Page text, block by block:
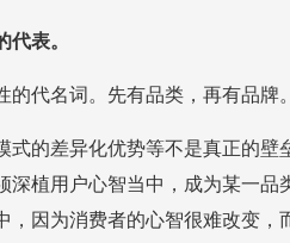
表。
代名词。先有品类，再有品牌。